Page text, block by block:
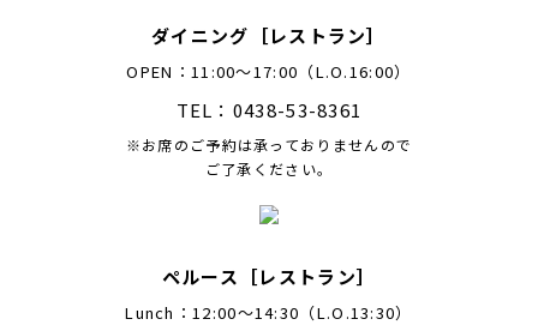
ダイニング［レストラン］
OPEN：11:00～17:00（L.O.16:00）
TEL：0438-53-8361
※お席のご予約は承っておりませんので
ご了承ください。
ペルース［レストラン］
Lunch：12:00〜14:30（L.O.13:30）